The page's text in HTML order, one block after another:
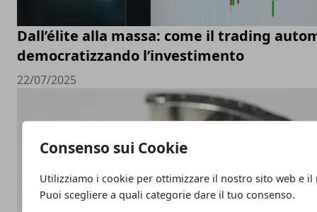
Consenso sui Cookie
Utilizziamo i cookie per ottimizzare il nostro sito web e il
Puoi scegliere a quali categorie dare il tuo consenso.
Dall’élite alla massa: come il trading
democratizzando l’investimento
22/07/2025